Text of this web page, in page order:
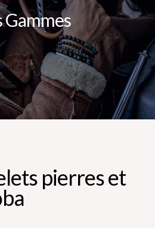
Gammes
pierres et